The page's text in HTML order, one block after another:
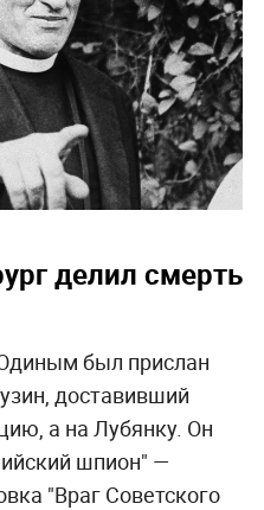
делил смерть
был прислан
доставивший
а на Лубянку. Он
шпион" —
"Враг Советского